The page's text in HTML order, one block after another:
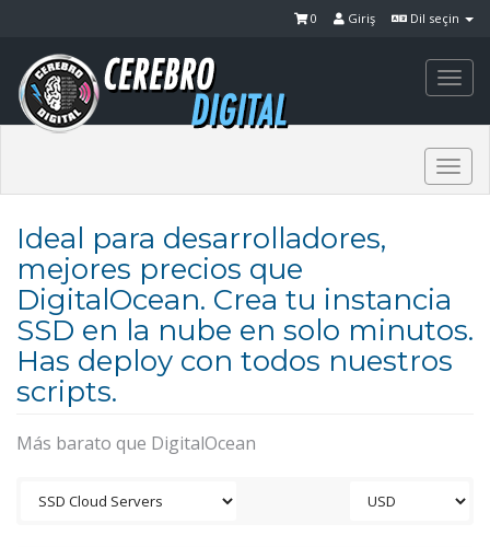
Dil seçin
Giriş
0
Ideal para desarrolladores,
mejores precios que
DigitalOcean. Crea tu instancia
SSD en la nube en solo minutos.
Has deploy con todos nuestros
scripts.
Más barato que DigitalOcean